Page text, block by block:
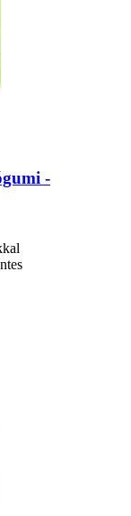
-​